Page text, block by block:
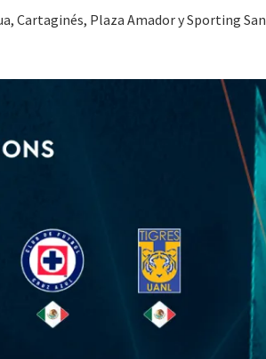
Cartaginés, Plaza Amador y Sporting San